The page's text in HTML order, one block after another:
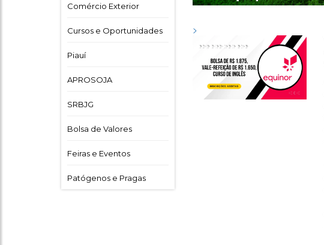
Comércio Exterior
Cursos e Oportunidades
Piauí
APROSOJA
SRBJG
Bolsa de Valores
Feiras e Eventos
Patógenos e Pragas
>